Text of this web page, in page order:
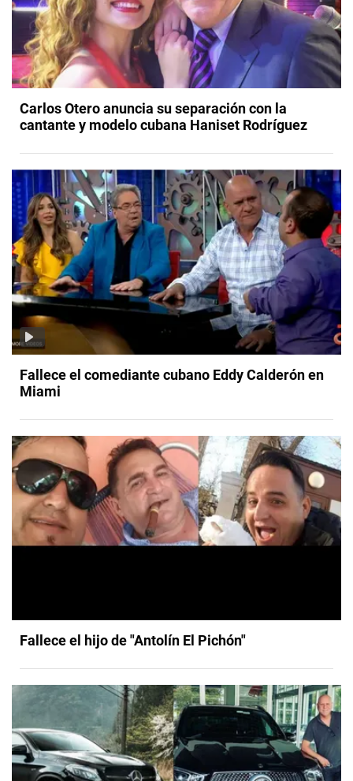
Carlos Otero anuncia su separación con la
cantante y modelo cubana Haniset Rodríguez
Fallece el comediante cubano Eddy Calderón en
Miami
Fallece el hijo de "Antolín El Pichón"